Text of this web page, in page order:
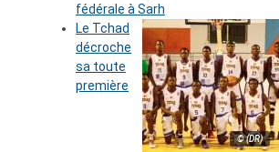
fédérale à Sarh
© (DR)
Le Tchad
décroche
sa toute
première